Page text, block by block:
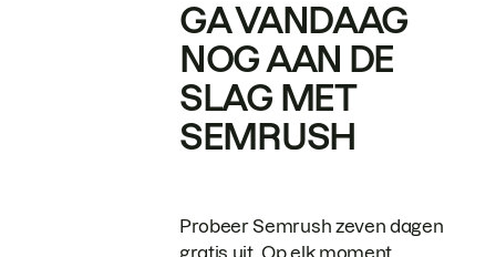
GA VANDAAG
NOG AAN DE
SLAG MET
SEMRUSH
Probeer Semrush zeven dagen
gratis uit. Op elk moment